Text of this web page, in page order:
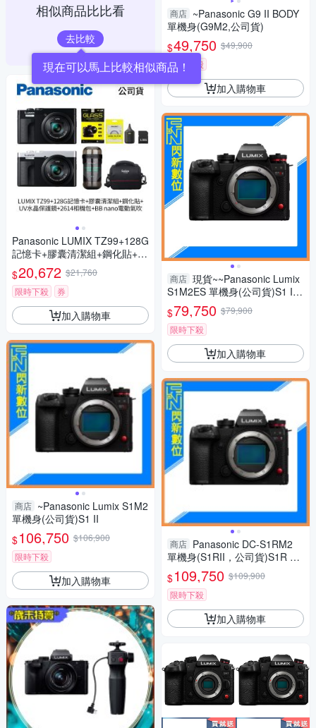
相似商品比比看
去比較
現在可以馬上比較相似商品！
Panasonic LUMIX TZ99+128G
記憶卡+膠囊清潔組+鋼化貼+水
晶保護鏡+2614相機包+NITEC
ORE BB nano 迷你電動氣吹
(公司貨)
$20,672 $21,760
限時下殺
券
加入購物車
商店 ~Panasonic Lumix S1M2
單機身(公司貨)S1 II
$106,750 $106,900
限時下殺
加入購物車
商店 ~Panasonic G9 II BODY
單機身(G9M2,公司貨)
$49,750 $49,900
限時下殺
加入購物車
商店 現貨~~Panasonic Lumix
S1M2ES 單機身(公司貨)S1 II
ES
$79,750 $79,900
限時下殺
加入購物車
商店 Panasonic DC-S1RM2
單機身(S1RII，公司貨)S1R Ma
rk II S1R2
$109,750 $109,900
限時下殺
加入購物車